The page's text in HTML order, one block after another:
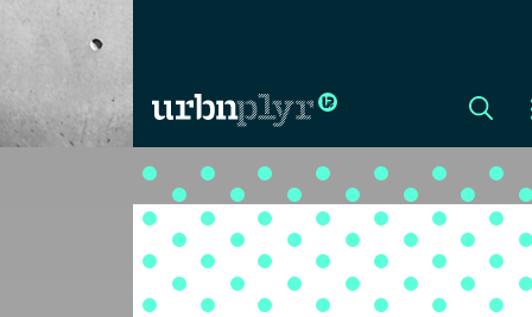
CÍMLAP
DIZÁJN